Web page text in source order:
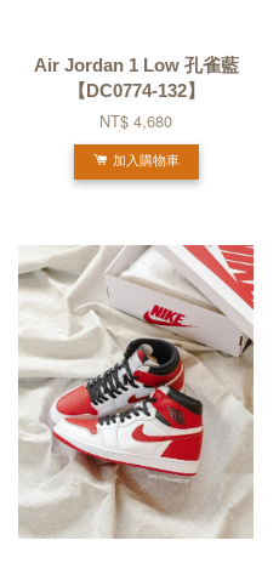
Air Jordan 1 Low 孔雀藍
【DC0774-132】
NT$ 4,680
加入購物車